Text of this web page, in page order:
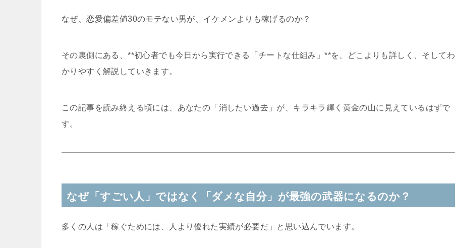
なぜ、恋愛偏差値30のモテない男が、イケメンよりも稼げるのか？
その裏側にある、**初心者でも今日から実行できる「チートな仕組み」**を、どこよりも詳しく、そしてわ
かりやすく解説していきます。
この記事を読み終える頃には、あなたの「消したい過去」が、キラキラ輝く黄金の山に見えているはずで
す。
なぜ「すごい人」ではなく「ダメな自分」が最強の武器になるのか？
多くの人は「稼ぐためには、人より優れた実績が必要だ」と思い込んでいます。